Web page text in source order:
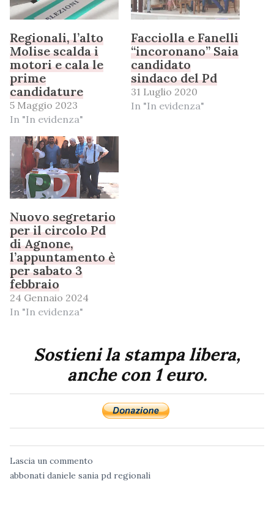
Regionali, l’alto
Molise scalda i
motori e cala le
prime
candidature
5 Maggio 2023
In "In evidenza"
Facciolla e Fanelli
“incoronano” Saia
candidato
sindaco del Pd
31 Luglio 2020
In "In evidenza"
Nuovo segretario
per il circolo Pd
di Agnone,
l’appuntamento è
per sabato 3
febbraio
24 Gennaio 2024
In "In evidenza"
Sostieni la stampa libera,
anche con 1 euro.
Lascia un commento
abbonati daniele sania pd regionali